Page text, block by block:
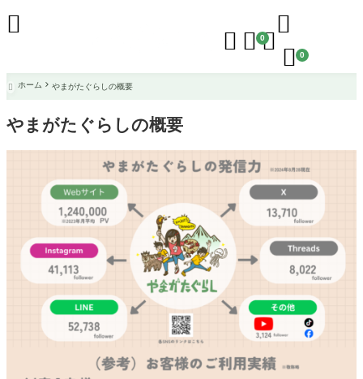
  0

 0

 ホーム やまがたぐらしの概要
やまがたぐらしの概要